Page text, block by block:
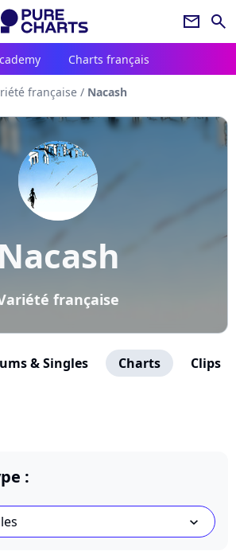
newsletter search
Charts français
française / Nacash
Nacash
française
& Singles Charts Clips
:
chevron_bot